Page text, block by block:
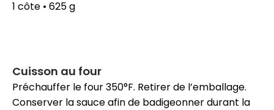
1 côte • 625 g
Cuisson au four
Préchauffer le four 350°F. Retirer de l’emballage.
Conserver la sauce afin de badigeonner durant la